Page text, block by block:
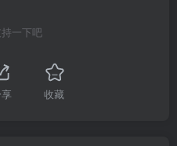
一下吧
收藏